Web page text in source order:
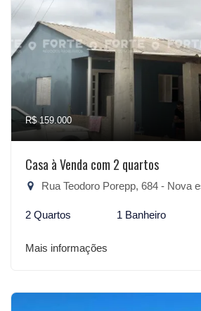
R$ 159.000
Casa à Venda com 2 quartos
Rua Teodoro Porepp, 684 - Nova esperança,
2 Quartos 1 Banheiro
Mais informações